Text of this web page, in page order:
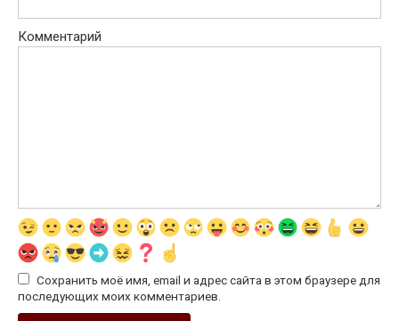
Комментарий
Сохранить моё имя, email и адрес сайта в этом браузере для
последующих моих комментариев.